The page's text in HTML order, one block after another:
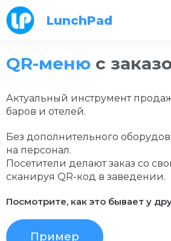
LunchPad
QR-меню с
Актуальный инструмент
баров и отелей.
Без дополнительного
на персонал.
Посетители делают заказ со
сканируя QR-код в заведении.
Посмотрите, как это бывает у
Пример